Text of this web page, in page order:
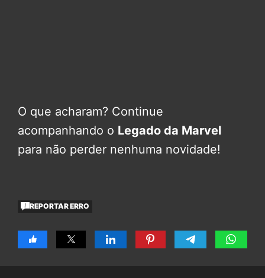
O que acharam? Continue
acompanhando o Legado da Marvel
para não perder nenhuma novidade!
REPORTAR ERRO